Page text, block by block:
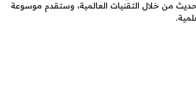
من خلال التقنيات العالمية، وستقدم موسوعة